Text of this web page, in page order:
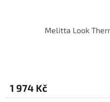
Melitta Look
1 974 Kč